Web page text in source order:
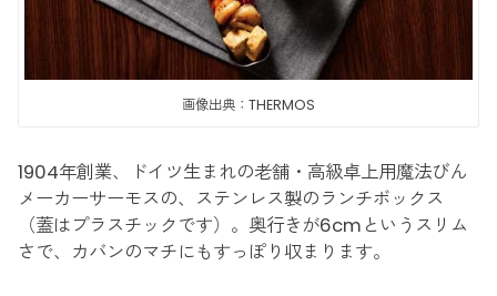
画像出典：THERMOS
1904年創業、ドイツ生まれの老舗・高級卓上用魔法びん
メーカーサーモスの、ステンレス製のランチボックス
（蓋はプラスチックです）。奥行きが6cmというスリム
さで、カバンのマチにもすっぽり収まります。